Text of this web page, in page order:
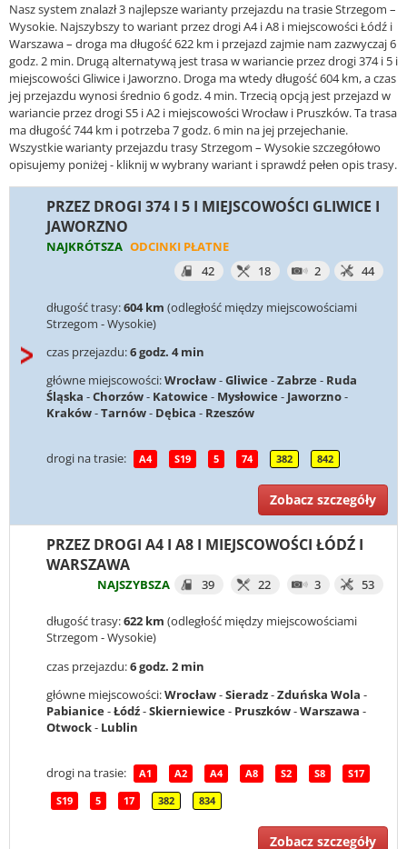
Nasz system znalazł 3 najlepsze warianty przejazdu na trasie Strzegom –
Wysokie. Najszybszy to wariant przez drogi A4 i A8 i miejscowości Łódź i
Warszawa – droga ma długość 622 km i przejazd zajmie nam zazwyczaj 6
godz. 2 min. Drugą alternatywą jest trasa w wariancie przez drogi 374 i 5 i
miejscowości Gliwice i Jaworzno. Droga ma wtedy długość 604 km, a czas
jej przejazdu wynosi średnio 6 godz. 4 min. Trzecią opcją jest przejazd w
wariancie przez drogi S5 i A2 i miejscowości Wrocław i Pruszków. Ta trasa
ma długość 744 km i potrzeba 7 godz. 6 min na jej przejechanie.
Wszystkie warianty przejazdu trasy Strzegom – Wysokie szczegółowo
opisujemy poniżej - kliknij w wybrany wariant i sprawdź pełen opis trasy.
PRZEZ DROGI 374 I 5 I MIEJSCOWOŚCI GLIWICE I
JAWORZNO
NAJKRÓTSZA ODCINKI PŁATNE
42
18 2 44
długość trasy:604 km (odległość między miejscowościami
Strzegom - Wysokie)
czas przejazdu:6 godz. 4 min
główne miejscowości:Wrocław-Gliwice -Zabrze - Ruda
Śląska -Chorzów- Katowice - Mysłowice - Jaworzno-
Kraków-Tarnów- Dębica - Rzeszów
drogi na trasie: A4 S19 5 74 382 842
Zobacz szczegóły
PRZEZ DROGI A4 I A8 I MIEJSCOWOŚCI ŁÓDŹ I
WARSZAWA
NAJSZYBSZA 39 22 3 53
długość trasy:622 km (odległość między miejscowościami
Strzegom - Wysokie)
czas przejazdu:6 godz. 2 min
główne miejscowości:Wrocław-Sieradz-Zduńska Wola -
Pabianice-Łódź-Skierniewice- Pruszków-Warszawa -
Otwock- Lublin
drogi na trasie: A1 A2 A4 A8 S2 S8 S17
S19 5 17 382 834
Zobacz szczegóły